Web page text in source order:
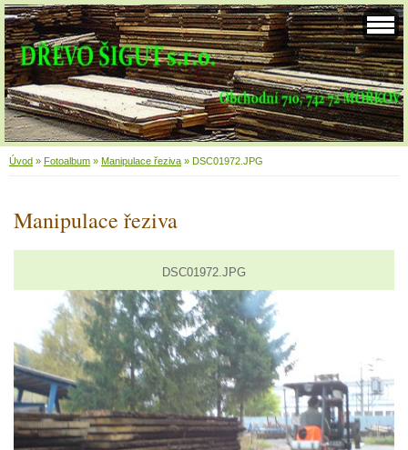
Úvod » Fotoalbum » Manipulace řeziva » DSC01972.JPG
Manipulace řeziva
DSC01972.JPG